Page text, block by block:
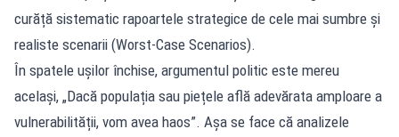
curăță sistematic rapoartele strategice de cele mai sumbre și
realiste scenarii (Worst-Case Scenarios).
În spatele ușilor închise, argumentul politic este mereu
același, „Dacă populația sau piețele află adevărata amploare a
vulnerabilității, vom avea haos”. Așa se face că analizele